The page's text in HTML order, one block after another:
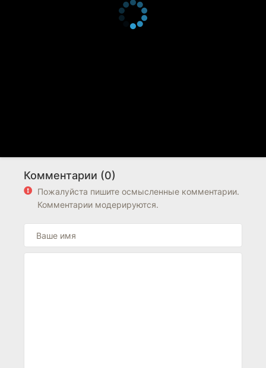
Комментарии (0)
Пожалуйста пишите осмысленные комментарии.
Комментарии модерируются.